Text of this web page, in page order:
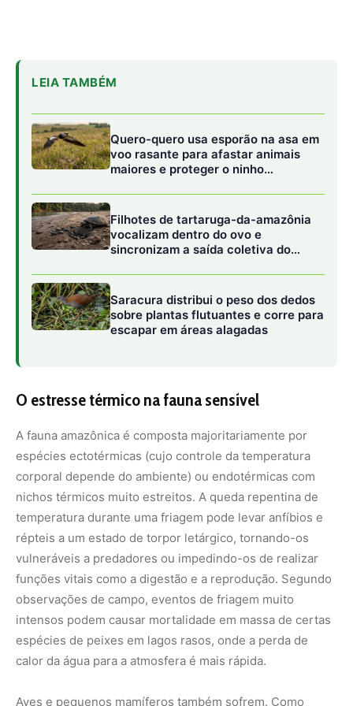
O estresse térmico na fauna sensível
A fauna amazônica é composta majoritariamente por
espécies ectotérmicas (cujo controle da temperatura
corporal depende do ambiente) ou endotérmicas com
nichos térmicos muito estreitos. A queda repentina de
temperatura durante uma friagem pode levar anfíbios e
répteis a um estado de torpor letárgico, tornando-os
vulneráveis a predadores ou impedindo-os de realizar
funções vitais como a digestão e a reprodução. Segundo
observações de campo, eventos de friagem muito
intensos podem causar mortalidade em massa de certas
calor da água para a atmosfera é mais rápida.
Aves e pequenos mamíferos também sofrem. Como
possuem altas taxas metabólicas para manter a
temperatura corporal, a necessidade repentina de gerar
calor interno consome as reservas de energia (gordura)
rapidamente. Em um ambiente onde o alimento é
disperso, o gasto energético adicional para combater o
frio pode ser fatal para indivíduos jovens ou doentes. A
ciência indica que a frequência crescente desses
eventos extremos, impulsionada pela desestabilização do
clima global, pode estar alterando a dinâmica de
sobrevivência de espécies que habitam o sub-bosque da
floresta, áreas que geralmente funcionam como refúgios